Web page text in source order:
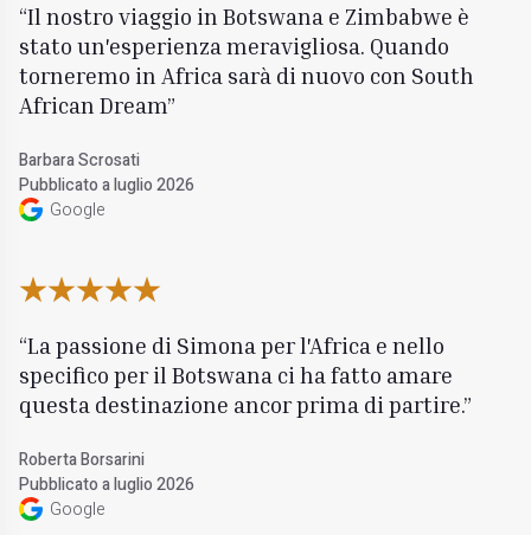
Il nostro viaggio in Botswana e Zimbabwe è
stato un'esperienza meravigliosa. Quando
torneremo in Africa sarà di nuovo con South
African Dream
Barbara Scrosati
Pubblicato a luglio 2026
Google
La passione di Simona per l'Africa e nello
specifico per il Botswana ci ha fatto amare
questa destinazione ancor prima di partire.
Roberta Borsarini
Pubblicato a luglio 2026
Google